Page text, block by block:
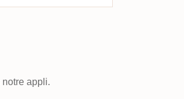
appli.